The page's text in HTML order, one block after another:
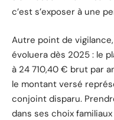
c’est s’exposer à une
Autre point de
évoluera dès 2025 : le
à 24 710,40 € brut par
le montant versé
conjoint disparu.
dans ses choix